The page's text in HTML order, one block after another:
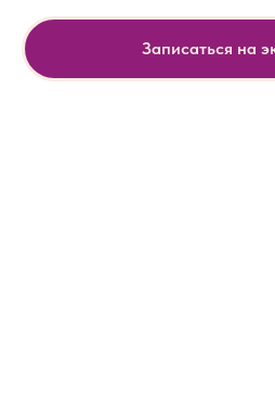
Записаться на